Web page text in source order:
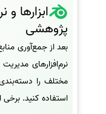
ابزارها
پژوهشی
بعد از جمع‌آوری
نرم‌افزارهای
مختلف را
استفاده کنید. برخی